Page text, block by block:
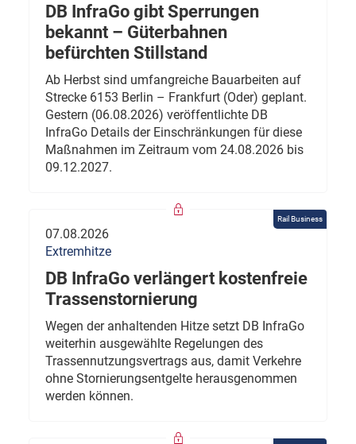
DB InfraGo gibt Sperrungen
bekannt – Güterbahnen
befürchten Stillstand
Ab Herbst sind umfangreiche Bauarbeiten auf
Strecke 6153 Berlin – Frankfurt (Oder) geplant.
Gestern (06.08.2026) veröffentlichte DB
InfraGo Details der Einschränkungen für diese
Maßnahmen im Zeitraum vom 24.08.2026 bis
09.12.2027.
Rail Business
07.08.2026
Extremhitze
DB InfraGo verlängert kostenfreie
Trassenstornierung
Wegen der anhaltenden Hitze setzt DB InfraGo
weiterhin ausgewählte Regelungen des
Trassennutzungsvertrags aus, damit Verkehre
ohne Stornierungsentgelte herausgenommen
werden können.